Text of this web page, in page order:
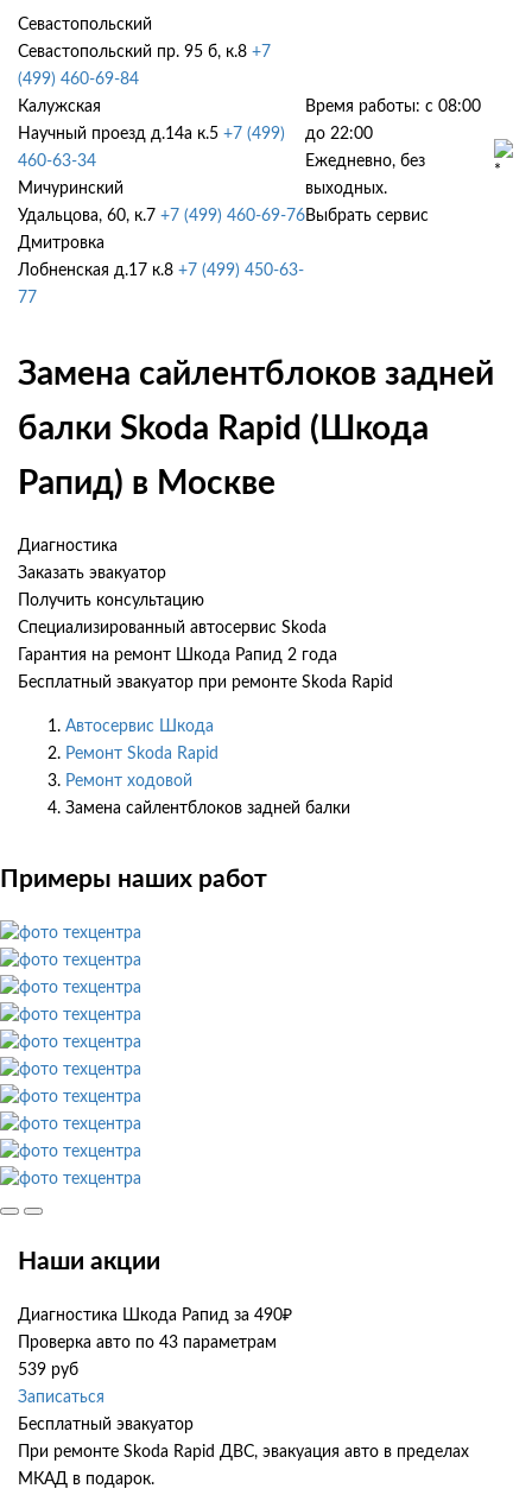
Севастопольский
Севастопольский пр. 95 б, к.8 +7
(499) 460-69-84
Калужская
Научный проезд д.14а к.5 +7 (499)
460-63-34
Мичуринский
Удальцова, 60, к.7 +7 (499) 460-69-76
Дмитровка
Лобненская д.17 к.8 +7 (499) 450-63-
77
Время работы: с 08:00
до 22:00
Ежедневно, без
выходных.
Выбрать сервис
Замена сайлентблоков задней
балки Skoda Rapid (Шкода
Рапид) в Москве
Диагностика
Заказать эвакуатор
Получить консультацию
Специализированный автосервис Skoda
Гарантия на ремонт Шкода Рапид 2 года
Бесплатный эвакуатор при ремонте Skoda Rapid
Автосервис Шкода
Ремонт Skoda Rapid
Ремонт ходовой
Замена сайлентблоков задней балки
Примеры наших работ
Наши акции
Диагностика Шкода Рапид за 490₽
Проверка авто по 43 параметрам
539 руб
Записаться
Бесплатный эвакуатор
При ремонте Skoda Rapid ДВС, эвакуация авто в пределах
МКАД в подарок.